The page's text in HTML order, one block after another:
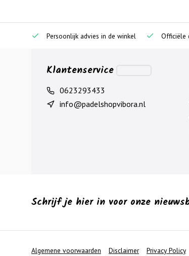
Persoonlijk advies in de winkel Officiële
Klantenservice
0623293433
info@padelshopvibora.nl
Schrijf je hier in voor onze
Algemene voorwaarden Disclaimer Privacy Policy